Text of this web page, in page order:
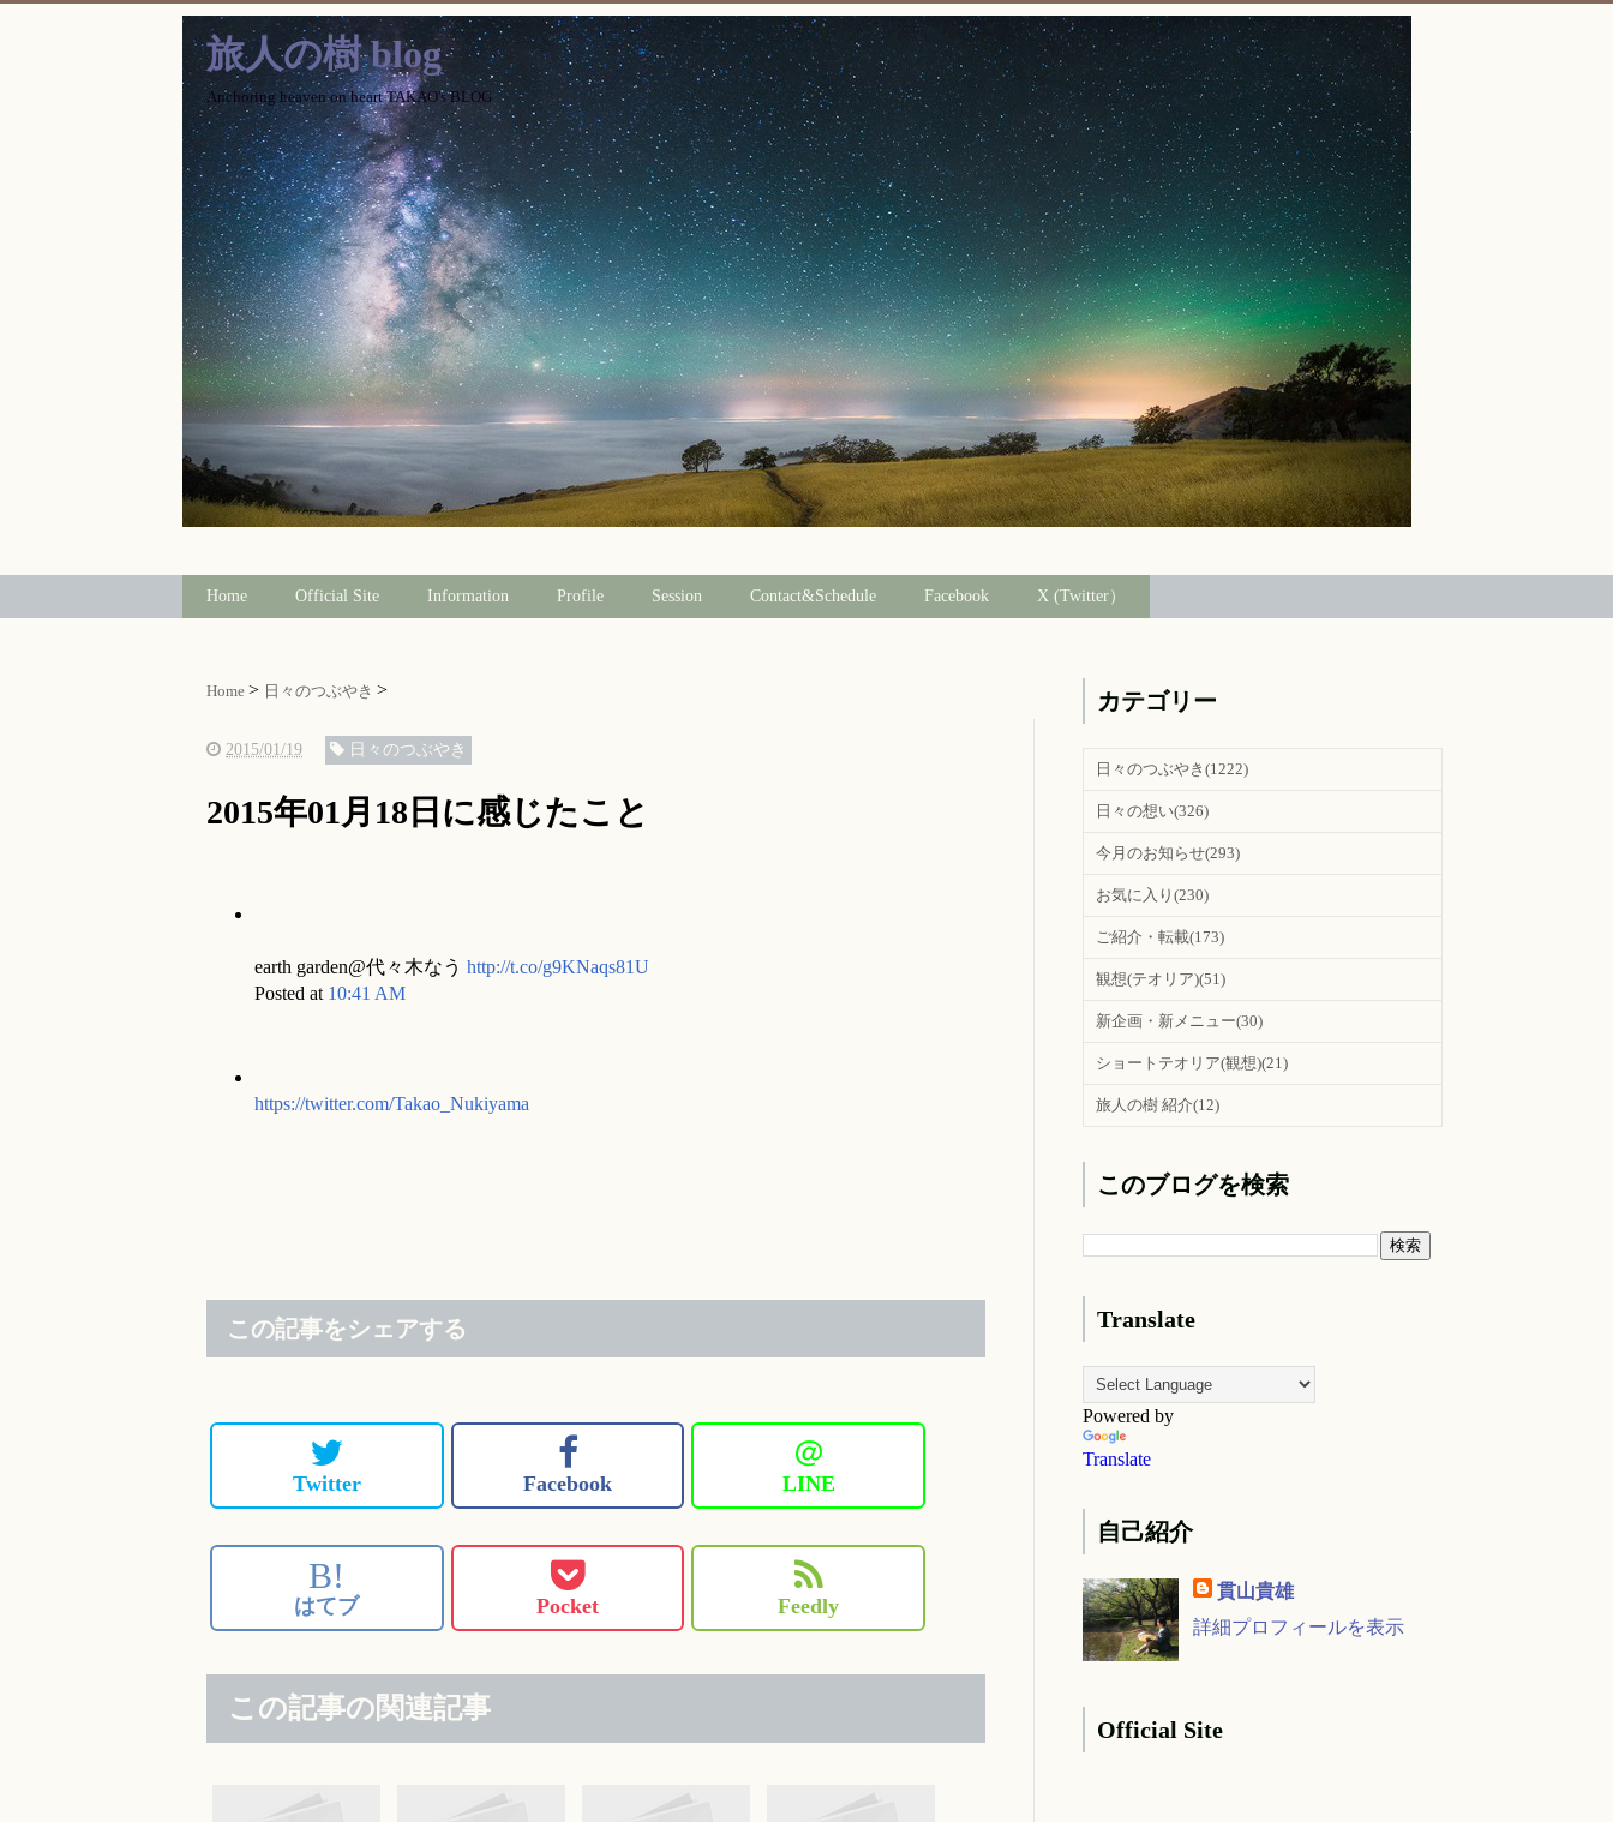
旅人の樹 blog
Anchoring heaven on heart TAKAO's BLOG
Home Official Site Information Profile Session Contact&Schedule Facebook X (Twitter）
Home 日々のつぶやき
2015/01/19 日々のつぶやき
2015年01月18日に感じたこと
earth garden@代々木なう http://t.co/g9KNaqs81U
Posted at 10:41 AM
https://twitter.com/Takao_Nukiyama
この記事をシェアする
Twitter Facebook
＠
LINE
B!
はてブ Pocket Feedly
この記事の関連記事
カテゴリー
日々のつぶやき (1222)
日々の想い(326)
今月のお知らせ(293)
お気に入り (230)
ご紹介・転載(173)
観想(テオリア)(51)
新企画・新メニュー(30)
ショートテオリア(観想)(21)
旅人の樹 紹介(12)
このブログを検索
Translate
Powered by
Translate
自己紹介
貫山貴雄
詳細プロフィールを表示
Official Site